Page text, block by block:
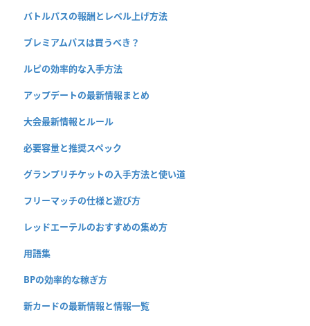
バトルパスの報酬とレベル上げ方法
プレミアムパスは買うべき？
ルピの効率的な入手方法
アップデートの最新情報まとめ
大会最新情報とルール
必要容量と推奨スペック
グランプリチケットの入手方法と使い道
フリーマッチの仕様と遊び方
レッドエーテルのおすすめの集め方
用語集
BPの効率的な稼ぎ方
新カードの最新情報と情報一覧